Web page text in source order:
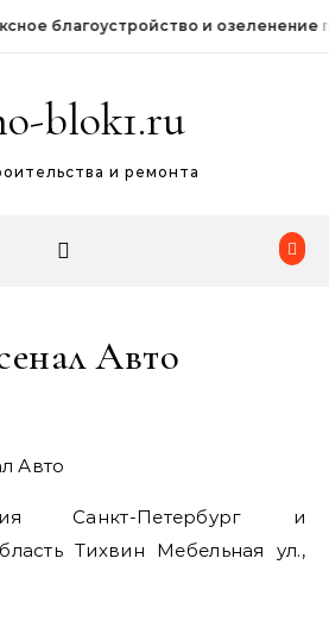
благоустройство и
blok1.ru
и ремонта
Авто
Авто
Санкт-Петербург и
Тихвин Мебельная ул.,